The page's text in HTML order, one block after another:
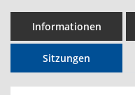
Informationen
Sitzungen